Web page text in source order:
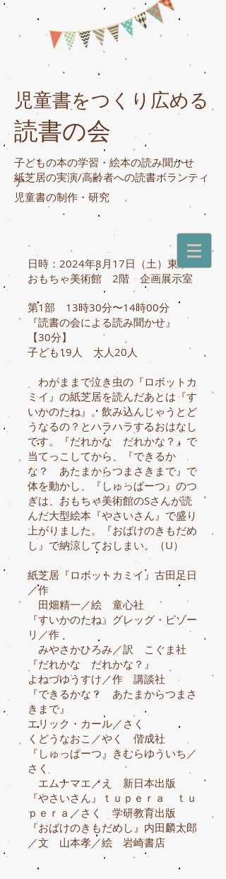
児童書をつくり広める
読書の会
子どもの本の学習・絵本の読み聞かせ
紙芝居の実演/高齢者への読書ボランティ
ア
​児童書の制作・研究
日時：2024年8月17日（土）東京
おもちゃ美術館 2階 企画展示室
第1部 13時30分〜14時00分
『読書の会による読み聞かせ』
【30分】
子ども19人 大人20人
わがままで泣き虫の『ロボットカ
ミイ』の紙芝居を読んだあとは『す
いかのたね』。飲み込んじゃうとど
うなるの？とハラハラするおはなし
です。『だれかな だれかな？』で
当てっこしてから、『できるか
な？ あたまからつまさきまで』で
体を動かし、『しゅっぱーつ』のつ
ぎは、おもちゃ美術館のSさんが読
んだ大型絵本『やさいさん』で盛り
上がりました。『おばけのきもだめ
し』で納涼しておしまい。（U）
紙芝居『ロボットカミイ』古田足日
／作
田畑精一／絵 童心社
『すいかのたね』グレッグ・ピゾー
リ／作
みやさかひろみ／訳 こぐま社
『だれかな だれかな？』
よねづゆうすけ／作 講談社
『できるかな？ あたまからつまさ
きまで』
エリック・カール／さく
くどうなおこ／やく 偕成社
『しゅっぱーつ』きむらゆういち／
さく
エムナマエ／え 新日本出版
『やさいさん』ｔｕｐｅｒａ ｔｕ
ｐｅｒａ／さく 学研教育出版
『おばけのきもだめし』内田麟太郎
／文 山本孝／絵 岩崎書店